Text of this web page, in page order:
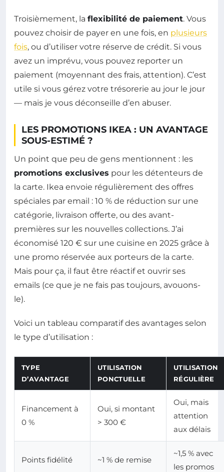
Troisièmement, la flexibilité de paiement. Vous
pouvez choisir de payer en une fois, en plusieurs
fois, ou d’utiliser votre réserve de crédit. Si vous
avez un imprévu, vous pouvez reporter un
paiement (moyennant des frais, attention). C’est
utile si vous gérez votre trésorerie au jour le jour
— mais je vous déconseille d’en abuser.
LES PROMOTIONS IKEA : UN AVANTAGE
SOUS-ESTIMÉ ?
Un point que peu de gens mentionnent : les
promotions exclusives pour les détenteurs de
la carte. Ikea envoie régulièrement des offres
spéciales par email : 10 % de réduction sur une
catégorie, livraison offerte, ou des avant-
premières sur les nouvelles collections. J’ai
économisé 120 € sur une cuisine en 2025 grâce à
une promo réservée aux porteurs de la carte.
Mais pour ça, il faut être réactif et ouvrir ses
emails (ce que je ne fais pas toujours, avouons-
le).
Voici un tableau comparatif des avantages selon
le type d’utilisation :
TYPE
D’AVANTAGE
UTILISATION
PONCTUELLE
UTILISATION
RÉGULIÈRE
Financement à
0 %
Oui, si montant
> 300 €
Oui, mais
attention
aux délais
Points fidélité ~1 % de remise
~1,5 % avec
les promos